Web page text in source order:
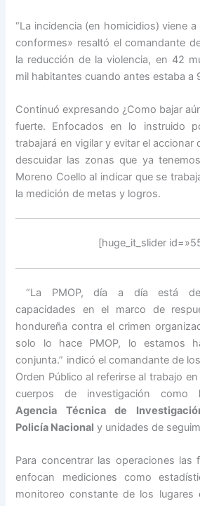
“La incidencia (en homicidios) viene
conformes» resaltó el comandante
la reducción de la violencia, en 42
mil habitantes cuando antes estaba a
Continuó expresando ¿Como bajar
fuerte. Enfocados en lo instruido
trabajará en vigilar y evitar el accionar
descuidar las zonas que ya
Moreno Coello al indicar que se
la medición de metas y logros.
[huge_it_slider
“La PMOP, día a día está
capacidades en el marco de
hondureña contra el crimen
solo lo hace PMOP, lo estamos
conjunta.” indicó el comandante de
Orden Público al referirse al trabajo
cuerpos de investigación como
Agencia Técnica de
Policía Nacional y unidades de
Para concentrar las operaciones las
enfocan mediciones como
monitoreo constante de los lugares